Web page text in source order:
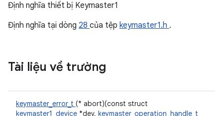
Định nghĩa thiết bị Keymaster1
Định nghĩa tại dòng 28 của tệp keymaster1.h .
Tài liệu về trường
keymaster_error_t (* abort)(const struct
keymaster1_device *dev, keymaster_operation_handle_t